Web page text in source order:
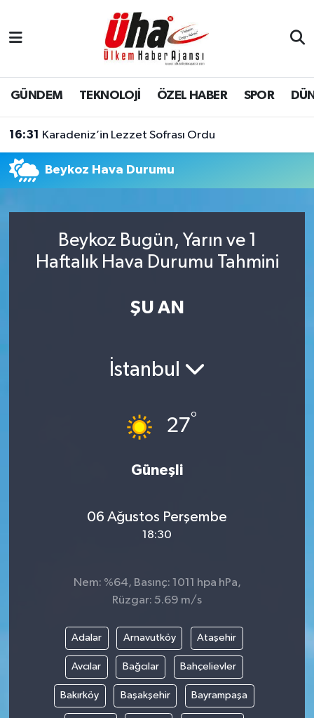
GÜNDEM TEKNOLOJİ ÖZEL HABER SPOR
16:31 Karadeniz’in Lezzet Sofrası Ordu
Beykoz Hava Durumu
Beykoz Bugün, Yarın ve 1
Haftalık Hava Durumu Tahmini
ŞU AN
İstanbul
27°
Güneşli
06 Ağustos Perşembe
18:30
Nem: %64, Basınç: 1011 hpa hPa,
Rüzgar: 5.69 m/s
Adalar Arnavutköy Ataşehir
Avcılar Bağcılar Bahçelievler
Bakırköy Başakşehir Bayrampaşa
İstanbul Nöbetçi Eczaneler
İstanbul Hava Durumu
Tüm Manşetler
Son Dakika Haberleri